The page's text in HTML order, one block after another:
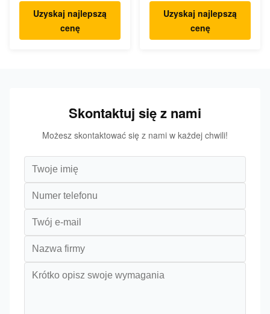
Samochód
kempingowy
Uzyskaj najlepszą
cenę
Uzyskaj najlepszą
cenę
Skontaktuj się z nami
Możesz skontaktować się z nami w każdej chwili!